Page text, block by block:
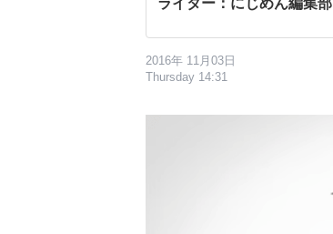
ライター：にじめん編集部
2016年 11月03日
Thursday 14:31